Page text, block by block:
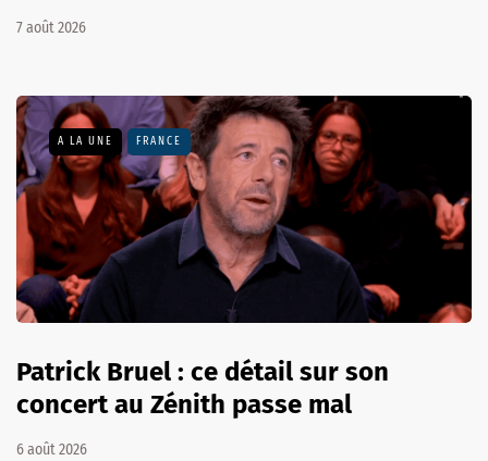
7 août 2026
A LA UNE FRANCE
Patrick Bruel : ce détail sur son
concert au Zénith passe mal
6 août 2026